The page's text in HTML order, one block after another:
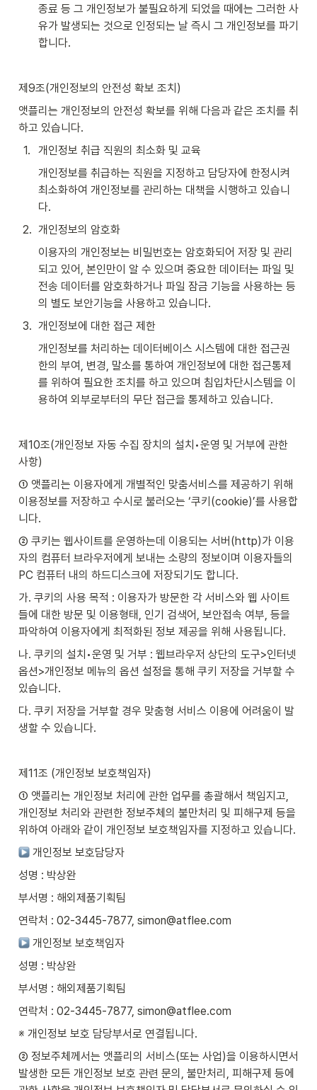
종료 등 그 개인정보가 불필요하게 되었을 때에는 그러한 사
유가 발생되는 것으로 인정되는 날 즉시 그 개인정보를 파기
합니다.
제9조(개인정보의 안전성 확보 조치)
앳플리는 개인정보의 안전성 확보를 위해 다음과 같은 조치를 취
하고 있습니다.
1.
개인정보 취급 직원의 최소화 및 교육
개인정보를 취급하는 직원을 지정하고 담당자에 한정시켜
최소화하여 개인정보를 관리하는 대책을 시행하고 있습니
다.
2. 개인정보의 암호화
이용자의 개인정보는 비밀번호는 암호화되어 저장 및 관리
되고 있어, 본인만이 알 수 있으며 중요한 데이터는 파일 및
전송 데이터를 암호화하거나 파일 잠금 기능을 사용하는 등
의 별도 보안기능을 사용하고 있습니다.
3. 개인정보에 대한 접근 제한
개인정보를 처리하는 데이터베이스 시스템에 대한 접근권
한의 부여, 변경, 말소를 통하여 개인정보에 대한 접근통제
를 위하여 필요한 조치를 하고 있으며 침입차단시스템을 이
용하여 외부로부터의 무단 접근을 통제하고 있습니다.
제10조(개인정보 자동 수집 장치의 설치•운영 및 거부에 관한
사항)
① 앳플리는 이용자에게 개별적인 맞춤서비스를 제공하기 위해
이용정보를 저장하고 수시로 불러오는 ‘쿠키(cookie)’를 사용합
니다.
② 쿠키는 웹사이트를 운영하는데 이용되는 서버(http)가 이용
자의 컴퓨터 브라우저에게 보내는 소량의 정보이며 이용자들의
PC 컴퓨터 내의 하드디스크에 저장되기도 합니다.
가. 쿠키의 사용 목적 : 이용자가 방문한 각 서비스와 웹 사이트
들에 대한 방문 및 이용형태, 인기 검색어, 보안접속 여부, 등을
파악하여 이용자에게 최적화된 정보 제공을 위해 사용됩니다.
나. 쿠키의 설치•운영 및 거부 : 웹브라우저 상단의 도구>인터넷
옵션>개인정보 메뉴의 옵션 설정을 통해 쿠키 저장을 거부할 수
있습니다.
다. 쿠키 저장을 거부할 경우 맞춤형 서비스 이용에 어려움이 발
생할 수 있습니다.
제11조 (개인정보 보호책임자)
① 앳플리는 개인정보 처리에 관한 업무를 총괄해서 책임지고,
개인정보 처리와 관련한 정보주체의 불만처리 및 피해구제 등을
위하여 아래와 같이 개인정보 보호책임자를 지정하고 있습니다.
개인정보 보호담당자
성명 : 박상완
부서명 : 해외제품기획팀
연락처 : 02-3445-7877, simon@atflee.com
개인정보 보호책임자
성명 : 박상완
부서명 : 해외제품기획팀
연락처 : 02-3445-7877, simon@atflee.com
※ 개인정보 보호 담당부서로 연결됩니다.
② 정보주체께서는 앳플리의 서비스(또는 사업)을 이용하시면서
발생한 모든 개인정보 보호 관련 문의, 불만처리, 피해구제 등에